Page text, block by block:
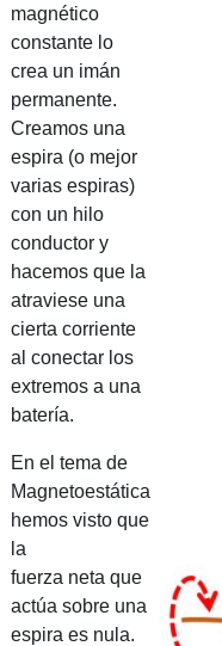
magnético
constante lo
crea un imán
permanente.
Creamos una
espira (o mejor
varias espiras)
con un hilo
conductor y
hacemos que la
atraviese una
cierta corriente
al conectar los
extremos a una
batería.
En el tema de
Magnetoestática
hemos visto que
la
fuerza neta que
actúa sobre una
espira es nula.